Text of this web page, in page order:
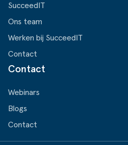
SucceedIT
Ons team
Werken bij SucceedIT
Contact
Contact
Webinars
Blogs
Contact